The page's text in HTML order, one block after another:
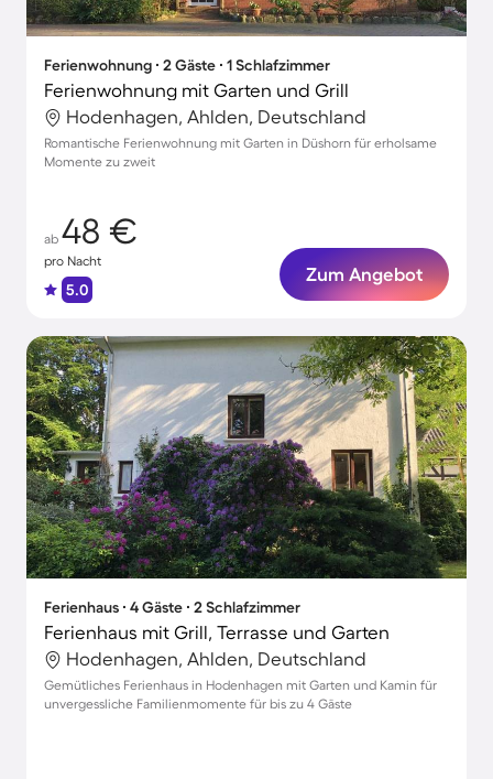
Ferienwohnung ∙ 2 Gäste ∙ 1 Schlafzimmer
Ferienwohnung mit Garten und Grill
Hodenhagen, Ahlden, Deutschland
Romantische Ferienwohnung mit Garten in Düshorn für erholsame
Momente zu zweit
ab 48 €
pro Nacht
5.0
Zum Angebot
Ferienhaus ∙ 4 Gäste ∙ 2 Schlafzimmer
Ferienhaus mit Grill, Terrasse und Garten
Hodenhagen, Ahlden, Deutschland
Gemütliches Ferienhaus in Hodenhagen mit Garten und Kamin für
unvergessliche Familienmomente für bis zu 4 Gäste